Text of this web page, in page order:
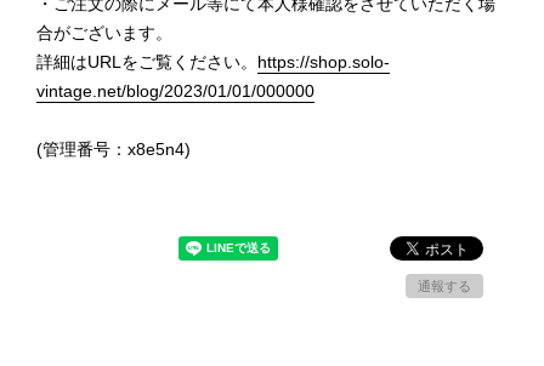
・ご注文の際にメール等にて本人様確認をさせていただく場
合がございます。
詳細はURLをご覧ください。 https://shop.solo-
vintage.net/blog/2023/01/01/000000
(管理番号：x8e5n4)
通報する